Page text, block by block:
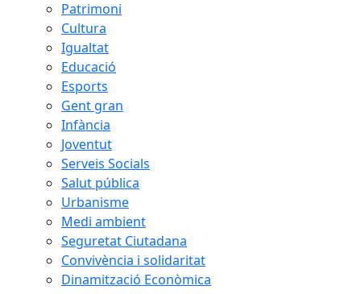
Patrimoni
Cultura
Igualtat
Educació
Esports
Gent gran
Infància
Joventut
Serveis Socials
Salut pública
Urbanisme
Medi ambient
Seguretat Ciutadana
Convivència i solidaritat
Dinamització Econòmica